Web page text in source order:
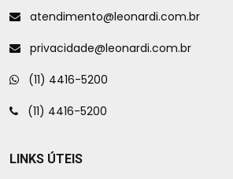
atendimento@leonardi.com.br
privacidade@leonardi.com.br
(11) 4416-5200
(11) 4416-5200
LINKS ÚTEIS